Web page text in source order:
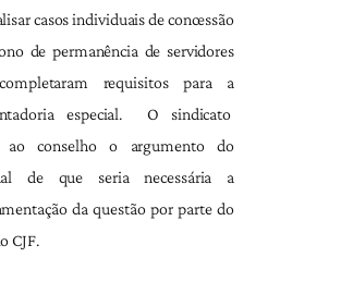
casos individuais de concessão
de permanência de servidores
requisitos para a
especial. O sindicato
ao conselho o argumento do
de que seria necessária a
da questão por parte do
CJF.